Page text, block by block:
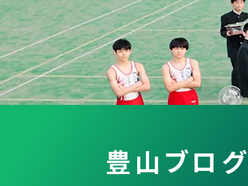
豊山ブログ